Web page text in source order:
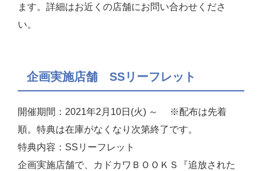
ます。詳細はお近くの店舗にお問い合わせくださ
い。
企画実施店舗 SSリーフレット
開催期間：2021年2月10日(火) ～ ※配布は先着
順。特典は在庫がなくなり次第終了です。
特典内容：SSリーフレット
企画実施店舗で、カドカワＢＯＯＫＳ『追放された